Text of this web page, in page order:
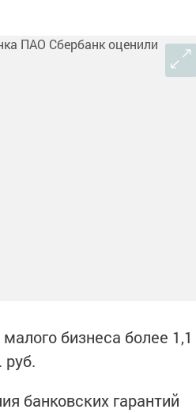
бизнеса более 1,1
банковских гарантий